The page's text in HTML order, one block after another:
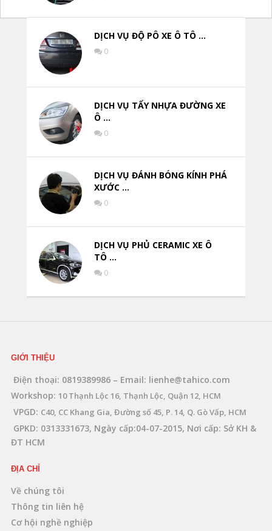
DỊCH VỤ ĐỘ PÔ XE Ô TÔ …
0
DỊCH VỤ TẨY NHỰA ĐƯỜNG XE
Ô …
0
DỊCH VỤ ĐÁNH BÓNG KÍNH PHÁ
XƯỚC …
0
DỊCH VỤ PHỦ CERAMIC XE Ô
TÔ …
0
GIỚI THIỆU
Điện thoại: 0819389986 – Email: lienhe@tahico.com
Workshop: 10 Thạnh Lộc 16, Thạnh Lộc, Quận 12, HCM
VPGD: C40, CC Khang Gia, Đường số 45, P. 14, Q. Gò Vấp, HCM
GPKD: 0313331673, Ngày cấp:04-07-2015, Nơi cấp: Sở KH &
ĐT HCM
ĐỊA CHỈ
Về chúng tôi
Thông tin liên hệ
Cơ hội nghề nghiệp